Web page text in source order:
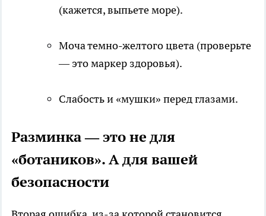
(кажется, выпьете море).
Моча темно-желтого цвета (проверьте
— это маркер здоровья).
Слабость и «мушки» перед глазами.
Разминка — это не для
«ботаников». А для вашей
безопасности